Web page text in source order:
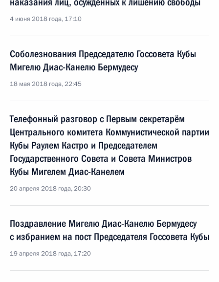
4 июня 2018 года, 17:10
Соболезнования Председателю Госсовета Кубы
Мигелю Диас-Канелю Бермудесу
18 мая 2018 года, 22:45
Телефонный разговор с Первым секретарём
Центрального комитета Коммунистической партии
Кубы Раулем Кастро и Председателем
Государственного Совета и Совета Министров
Кубы Мигелем Диас-Канелем
20 апреля 2018 года, 20:30
Поздравление Мигелю Диас-Канелю Бермудесу
с избранием на пост Председателя Госсовета Кубы
19 апреля 2018 года, 17:20